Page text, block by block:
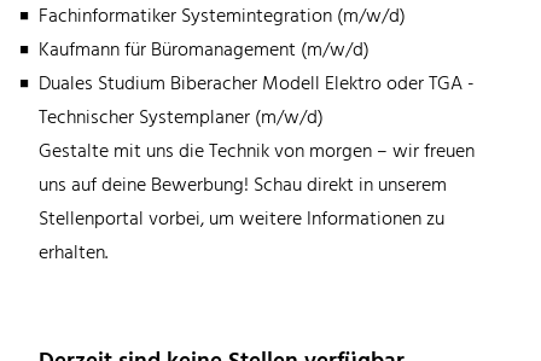
Fachinformatiker Systemintegration (m/w/d)
Kaufmann für Büromanagement (m/w/d)
Duales Studium Biberacher Modell Elektro oder TGA -
Technischer Systemplaner (m/w/d)
Gestalte mit uns die Technik von morgen – wir freuen
uns auf deine Bewerbung! Schau direkt in unserem
Stellenportal vorbei, um weitere Informationen zu
erhalten.